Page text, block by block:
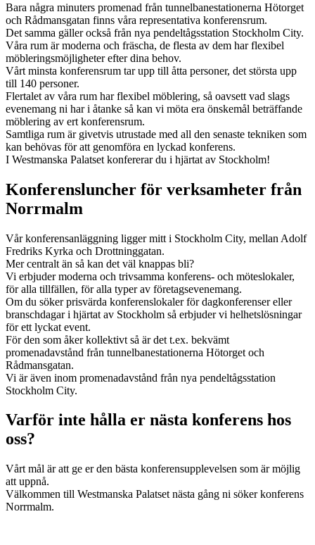
Bara några minuters promenad från tunnelbanestationerna Hötorget
och Rådmansgatan finns våra representativa konferensrum.
Det samma gäller också från nya pendeltågsstation Stockholm City.
Våra rum är moderna och fräscha, de flesta av dem har flexibel
möbleringsmöjligheter efter dina behov.
Vårt minsta konferensrum tar upp till åtta personer, det största upp
till 140 personer.
Flertalet av våra rum har flexibel möblering, så oavsett vad slags
evenemang ni har i åtanke så kan vi möta era önskemål beträffande
möblering av ert konferensrum.
Samtliga rum är givetvis utrustade med all den senaste tekniken som
kan behövas för att genomföra en lyckad konferens.
I Westmanska Palatset konfererar du i hjärtat av Stockholm!
Konferensluncher för verksamheter från
Norrmalm
Vår konferensanläggning ligger mitt i Stockholm City, mellan Adolf
Fredriks Kyrka och Drottninggatan.
Mer centralt än så kan det väl knappas bli?
Vi erbjuder moderna och trivsamma konferens- och möteslokaler,
för alla tillfällen, för alla typer av företagsevenemang.
Om du söker prisvärda konferenslokaler för dagkonferenser eller
branschdagar i hjärtat av Stockholm så erbjuder vi helhetslösningar
för ett lyckat event.
För den som åker kollektivt så är det t.ex. bekvämt
promenadavstånd från tunnelbanestationerna Hötorget och
Rådmansgatan.
Vi är även inom promenadavstånd från nya pendeltågsstation
Stockholm City.
Varför inte hålla er nästa konferens hos
oss?
Vårt mål är att ge er den bästa konferensupplevelsen som är möjlig
att uppnå.
Välkommen till Westmanska Palatset nästa gång ni söker konferens
Norrmalm.